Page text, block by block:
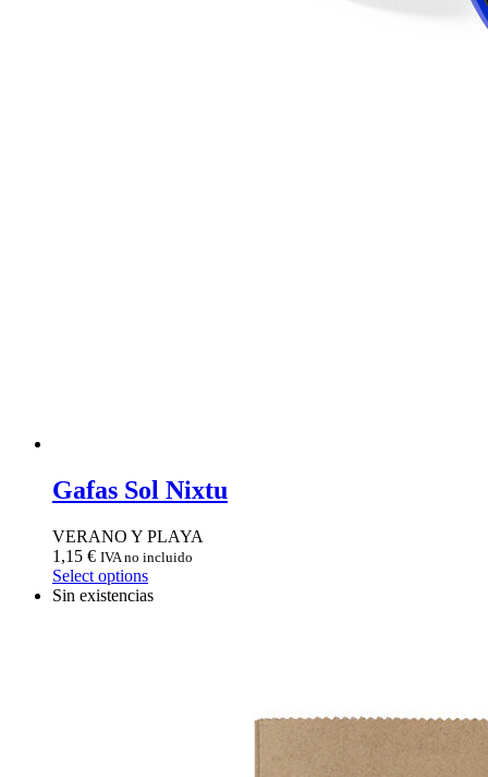
Gafas Sol Nixtu
VERANO Y PLAYA
1,15 € IVA no incluido
Select options
Sin existencias